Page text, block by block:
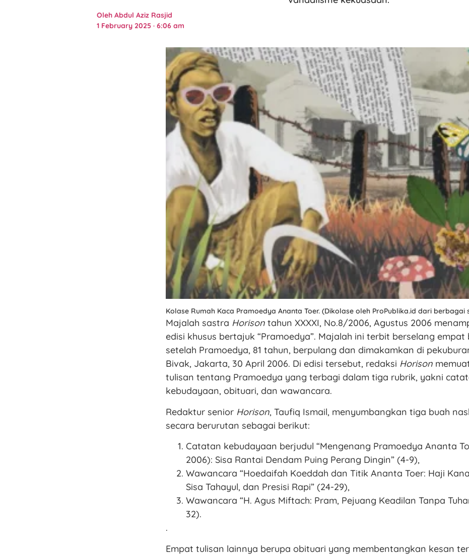
Oleh Abdul Aziz Rasjid
1 February 2025 · 6:06 am
Kolase Rumah Kaca Pramoedya Ananta Toer. (Dikolase oleh ProPublika.id dari berbagai
Majalah sastra Horison tahun XXXXI, No.8/2006, Agustus 2006
edisi khusus bertajuk “Pramoedya”. Majalah ini terbit berselang empat
setelah Pramoedya, 81 tahun, berpulang dan dimakamkan di
Bivak, Jakarta, 30 April 2006. Di edisi tersebut, redaksi Horison
tulisan tentang Pramoedya yang terbagi dalam tiga rubrik, yakni
kebudayaan, obituari, dan wawancara.
Redaktur senior Horison, Taufiq Ismail, menyumbangkan tiga buah
secara berurutan sebagai berikut:
Catatan kebudayaan berjudul “Mengenang Pramoedya Ananta
2006): Sisa Rantai Dendam Puing Perang Dingin” (4-9),
Wawancara “Hoedaifah Koeddah dan Titik Ananta Toer: Haji
Sisa Tahayul, dan Presisi Rapi” (24-29),
Wawancara “H. Agus Miftach: Pram, Pejuang Keadilan Tanpa
32).
.
Empat tulisan lainnya berupa obituari yang membentangkan kesan